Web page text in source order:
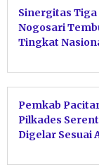
Sinergitas Tiga
Nogosari
Tingkat
Pemkab
Pilkades
Digelar Sesuai